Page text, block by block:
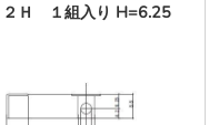
２Ｈ １組入り H=6.25